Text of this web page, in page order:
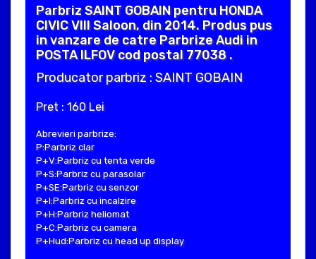
Parbriz SAINT GOBAIN pentru HONDA
CIVIC VIII Saloon, din 2014. Produs pus
in vanzare de catre Parbrize Audi in
POSTA ILFOV cod postal 77038 .
Producator parbriz : SAINT GOBAIN
Pret : 160 Lei
Abrevieri parbrize:
P:Parbriz clar
P+V:Parbriz cu tenta verde
P+S:Parbriz cu parasolar
P+SE:Parbriz cu senzor
P+I:Parbriz cu incalzire
P+H:Parbriz heliomat
P+C:Parbriz cu camera
P+Hud:Parbriz cu head up display